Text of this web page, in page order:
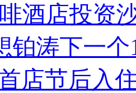
酒店投资
铂涛下一个
店节后入